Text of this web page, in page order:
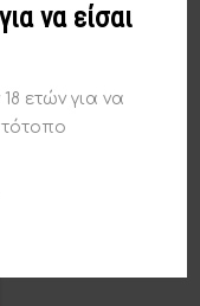
να είσαι
ετών για να